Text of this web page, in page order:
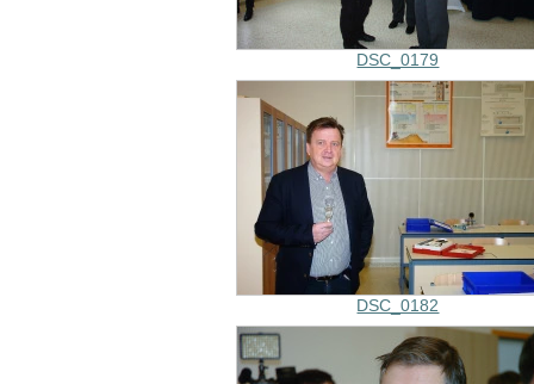
DSC_0179
DSC_0182